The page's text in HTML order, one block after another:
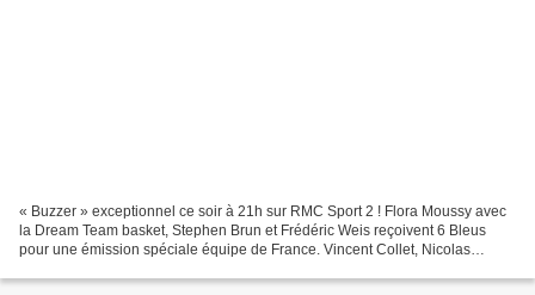
« Buzzer » exceptionnel ce soir à 21h sur RMC Sport 2 ! Flora Moussy avec
la Dream Team basket, Stephen Brun et Frédéric Weis reçoivent 6 Bleus
pour une émission spéciale équipe de France. Vincent Collet, Nicolas